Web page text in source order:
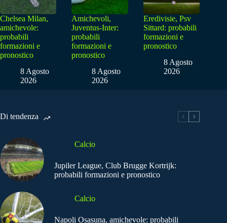
Chelsea Milan,
amichevole:
probabili
formazioni e
pronostico
8 Agosto
2026
Amichevoli,
Juventus-Inter:
probabili
formazioni e
pronostico
8 Agosto
2026
Eredivisie, Psv
Sittard: probabili
formazioni e
pronostico
8 Agosto
2026
Di tendenza
Calcio
Jupiler League, Club Brugge Kortrijk:
probabili formazioni e pronostico
Calcio
Napoli Osasuna, amichevole: probabili